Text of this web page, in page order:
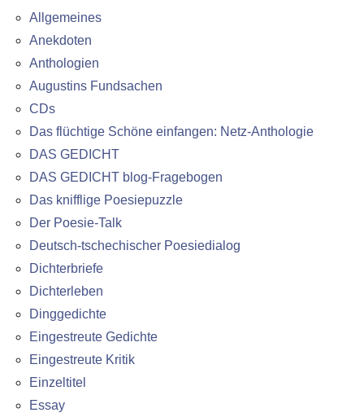
Allgemeines
Anekdoten
Anthologien
Augustins Fundsachen
CDs
Das flüchtige Schöne einfangen: Netz-Anthologie
DAS GEDICHT
DAS GEDICHT blog-Fragebogen
Das knifflige Poesiepuzzle
Der Poesie-Talk
Deutsch-tschechischer Poesiedialog
Dichterbriefe
Dichterleben
Dinggedichte
Eingestreute Gedichte
Eingestreute Kritik
Einzeltitel
Essay